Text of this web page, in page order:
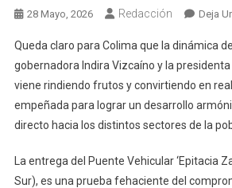
28 Mayo, 2026 Redacción Deja
Queda claro para Colima que la dinámica
gobernadora Indira Vizcaíno y la
viene rindiendo frutos y convirtiendo en
empeñada para lograr un desarrollo
directo hacia los distintos sectores de la
La entrega del Puente Vehicular ‘Epitacia
Sur), es una prueba fehaciente del